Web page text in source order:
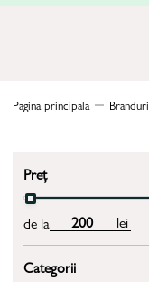
Pagina principala Branduri
Preț
de la lei
Categorii